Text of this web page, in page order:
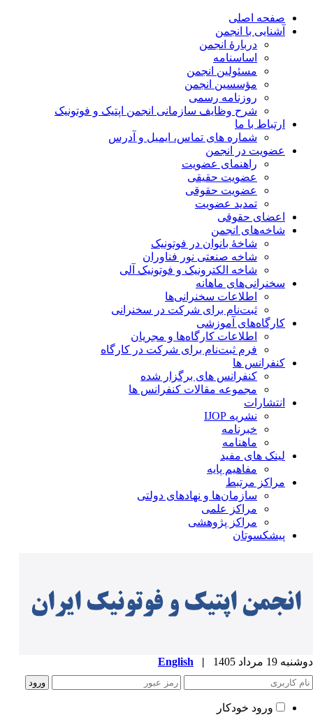
صفحه اصلی
آشنایی با انجمن
دربارۀ انجمن
اساسنامه
مسئولین انجمن
مؤسسین انجمن
روزنامه رسمی
شرح وظایف سازمانی انجمن اپتیک و فوتونیک
ارتباط با ما
شماره های تماس، ایمیل و آدرس
عضویت در انجمن
راهنمای عضویت
عضویت حقیقی
عضویت حقوقی
تمدید عضویت
اعضای حقوقی
شاخه‌های انجمن
شاخۀ بانوان در فوتونیک
شاخه صنعتی نور فناوران
شاخه‌ الکترونیک و فوتونیک آلی
سخنرانی‌های ماهانه
اطلاعات سخنرانی‌‌ها
ثبت‌نام برای شرکت در سخنرانی
کارگاه‌های آموزشی
اطلاعات کارگاه‌ها و مجریان
فرم ثبت‌نام برای شرکت در کارگاه
کنفرانس ها
کنفرانس های برگزار شده
مجموعه مقالات کنفرانس ها
انتشارات
نشریه IJOP
خبرنامه
ماهنامه
لینک های مفید
مفاهیم پایه
مراکز مرتبط
سازمان‌ها و نهادهای دولتی
مراکز علمی
مراکز پژوهشی
پیشکسوتان
19 مرداد 1405 |
English
ورود خودکار